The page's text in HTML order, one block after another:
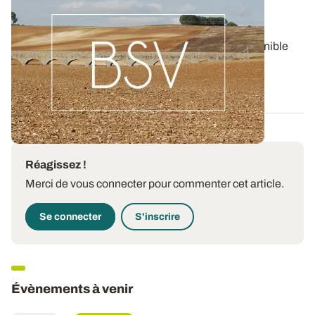
Bulletin de santé du Végétal - Bourgogne-
Franche-Comté : Grandes Cultures
Aujourd'hui, le BSV Grandes Cultures n°8 est disponible
pour la région BOURGOGNE-FRANCHE...
06 AOÛT 2026
Réagissez !
Merci de vous connecter pour commenter cet article.
Se connecter S'inscrire
Évènements à venir